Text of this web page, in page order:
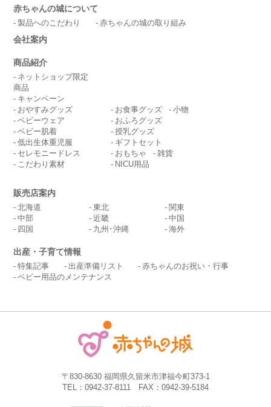
赤ちゃんの城について
製品へのこだわり 赤ちゃんの城の取り組み
会社案内
商品紹介
ネットショップ限定
商品
キャンペーン
おやすみグッズ
ベビーウェア
ベビー肌着
低出生体重児服
セレモニードレス
こだわり素材
お食事グッズ
小物
おふろグッズ
授乳グッズ
ギフトセット
おもちゃ
雑貨
NICU用品
販売店案内
北海道 東北
関東
中部
近畿
中国
四国
九州･沖縄 海外
出産・子育て情報
特集記事 出産準備リスト
赤ちゃんのお祝い・行事
ベビー用品のメンテナンス
〒830-8630 福岡県久留米市津福今町373-1
TEL：0942-37-8111 FAX：0942-39-5184